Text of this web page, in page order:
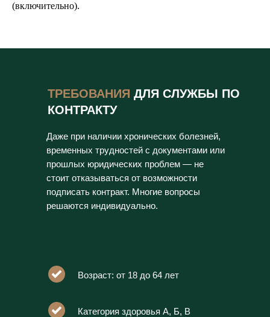
(включительно).
ТРЕБОВАНИЯ ДЛЯ СЛУЖБЫ ПО
КОНТРАКТУ
Даже при наличии хронических болезней,
временных трудностей с документами или
прошлых юридических проблем — не
стоит отказываться от возможности
подписать контракт. Многие вопросы
решаются индивидуально.
Категория здоровья А, Б, В
Возраст: от 18 до 64 лет